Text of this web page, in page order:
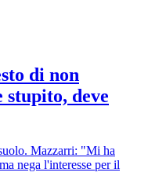
di non
deve
Mazzarri: "Mi ha
nega l'interesse per il